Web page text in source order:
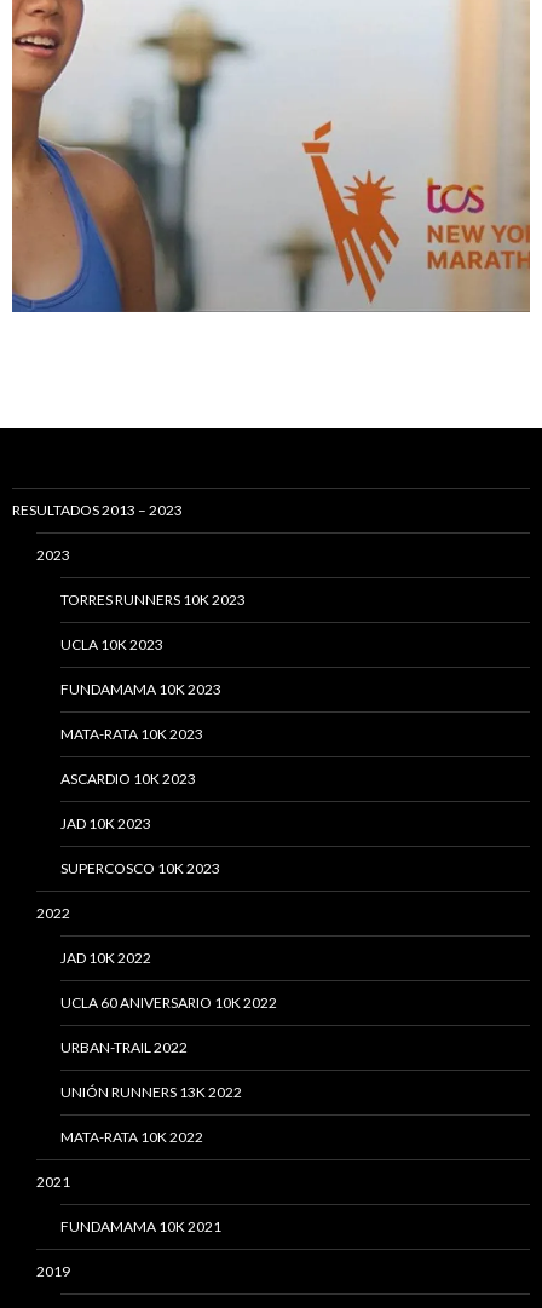
RESULTADOS 2013 – 2023
2023
TORRES RUNNERS 10K 2023
UCLA 10K 2023
FUNDAMAMA 10K 2023
MATA-RATA 10K 2023
ASCARDIO 10K 2023
JAD 10K 2023
SUPERCOSCO 10K 2023
2022
JAD 10K 2022
UCLA 60 ANIVERSARIO 10K 2022
URBAN-TRAIL 2022
UNIÓN RUNNERS 13K 2022
MATA-RATA 10K 2022
2021
FUNDAMAMA 10K 2021
2019